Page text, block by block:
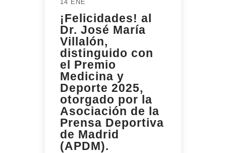
14 ENE
¡Felicidades! al
Dr. José María
Villalón,
distinguido con
el Premio
Medicina y
Deporte 2025,
otorgado por la
Asociación de la
Prensa Deportiva
de Madrid
(APDM).